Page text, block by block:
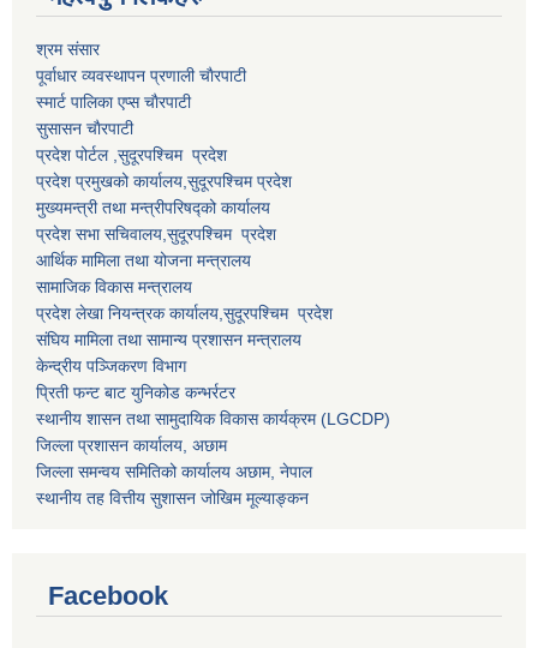
श्रम संसार
पूर्वाधार व्यवस्थापन प्रणाली चाैरपाटी
स्मार्ट पालिका एप्स चाैरपाटी
सुसासन चाैरपाटी
प्रदेश पोर्टल ,सुदूरपश्चिम प्रदेश
प्रदेश प्रमुखको कार्यालय,सुदूरपश्चिमप्रदेश
मुख्यमन्त्री तथा मन्त्रीपरिषद्को कार्यालय
प्रदेश सभा सचिवालय,सुदूरपश्चिम प्रदेश
आर्थिक मामिला तथा योजना मन्त्रालय
सामाजिक विकास मन्त्रालय
प्रदेश लेखा नियन्त्रक कार्यालय,सुदूरपश्चिम प्रदेश
संघिय मामिला तथा सामान्य प्रशासन मन्त्रालय
केन्द्रीय पञ्जिकरण विभाग
प्रिती फन्ट बाट युनिकोड कन्भर्रटर
स्थानीय शासन तथा सामुदायिक विकास कार्यक्रम (LGCDP)
जिल्ला प्रशासन कार्यालय, अछाम
जिल्ला समन्वय समितिको कार्यालय अछाम, नेपाल
स्थानीय तह वित्तीय सुशासन जोखिम मूल्याङ्कन
Facebook